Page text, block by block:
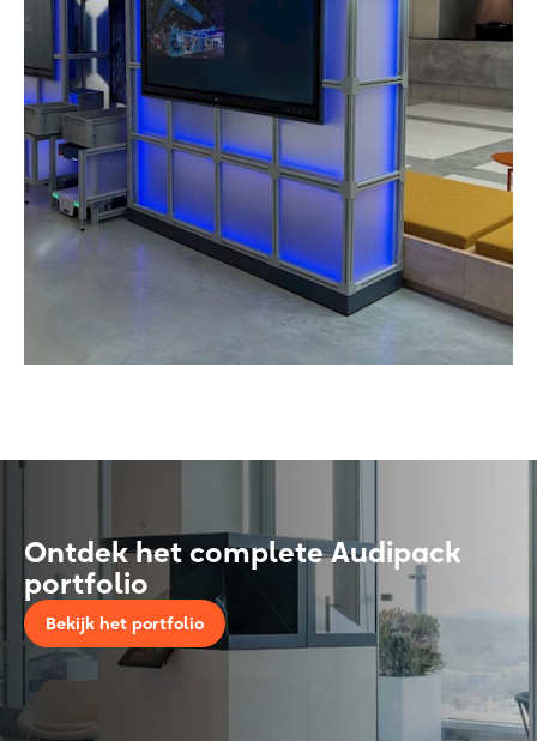
Ontdek het complete Audipack
portfolio
Bekijk het portfolio